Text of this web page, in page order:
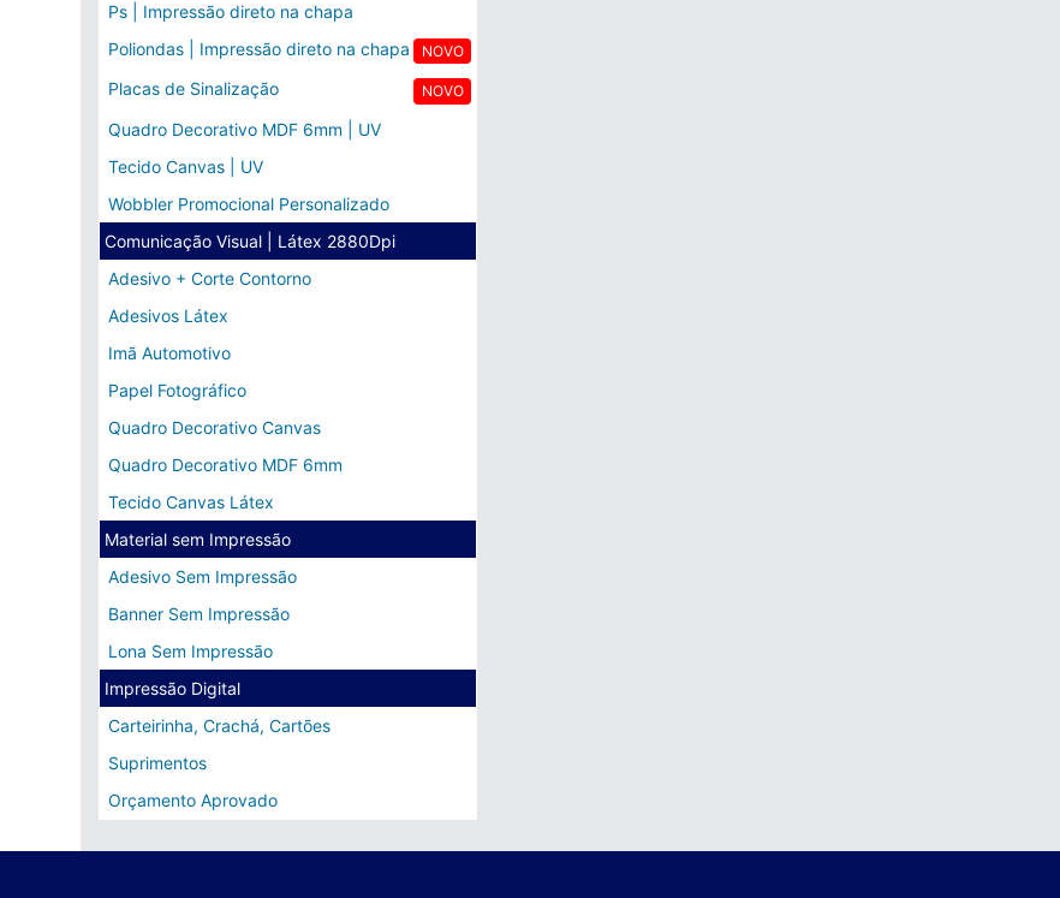
Ps | Impressão direto na chapa
NOVO
Poliondas | Impressão direto na chapa
NOVO
Placas de Sinalização
Quadro Decorativo MDF 6mm | UV
Tecido Canvas | UV
Wobbler Promocional Personalizado
Comunicação Visual | Látex 2880Dpi
Adesivo + Corte Contorno
Adesivos Látex
Imã Automotivo
Papel Fotográfico
Quadro Decorativo Canvas
Quadro Decorativo MDF 6mm
Tecido Canvas Látex
Material sem Impressão
Adesivo Sem Impressão
Banner Sem Impressão
Lona Sem Impressão
Impressão Digital
Carteirinha, Crachá, Cartões
Suprimentos
Orçamento Aprovado